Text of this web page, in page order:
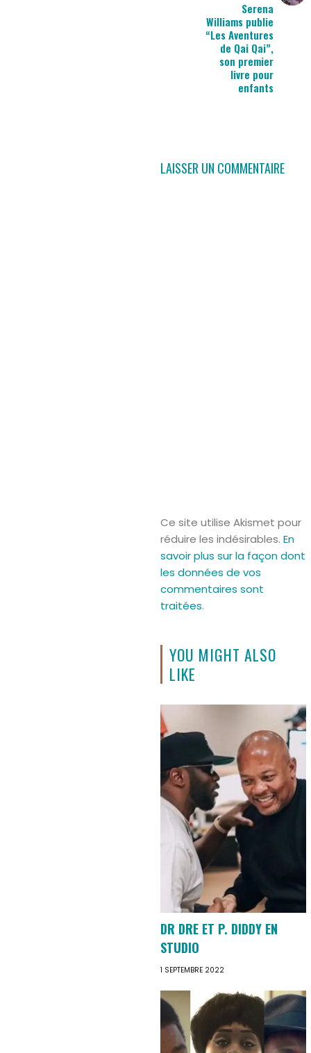
Serena
Williams publie
“Les Aventures
de Qai Qai”,
son premier
livre pour
enfants
LAISSER UN COMMENTAIRE
Ce site utilise Akismet pour
réduire les indésirables. En
savoir plus sur la façon dont
les données de vos
commentaires sont
traitées.
YOU MIGHT ALSO
LIKE
DR DRE ET P. DIDDY EN
STUDIO
1 SEPTEMBRE 2022